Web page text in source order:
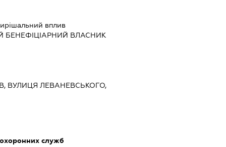
вплив
БЕНЕФІЦІАРНИЙ ВЛАСНИК
ВУЛИЦЯ ЛЕВАНЕВСЬКОГО,
служб